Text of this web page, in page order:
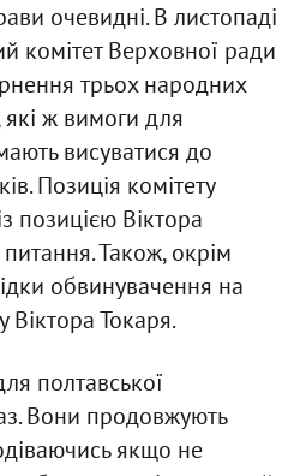
очевидні. В листопаді
комітет Верховної ради
трьох народних
які ж вимоги для
висуватися до
Позиція комітету
позицією Віктора
Також, окрім
обвинувачення на
Віктора Токаря.
полтавської
Вони продовжують
якщо не